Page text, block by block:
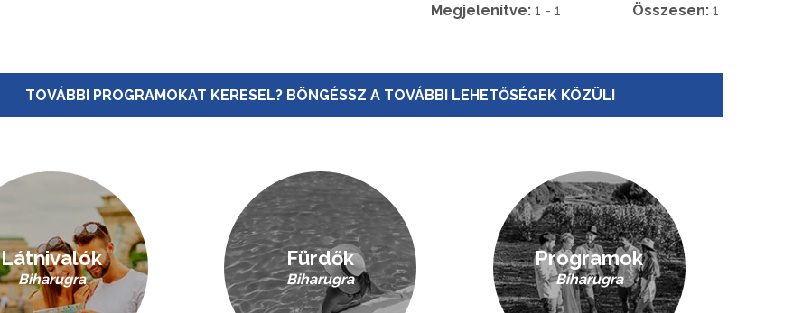
Megjelenítve: 1 - 1 Összesen: 1
TOVÁBBI PROGRAMOKAT KERESEL? BÖNGÉSSZ A TOVÁBBI LEHETŐSÉGEK KÖZÜL!
Látnivalók
Biharugra
Fürdők
Biharugra
Programok
Biharugra